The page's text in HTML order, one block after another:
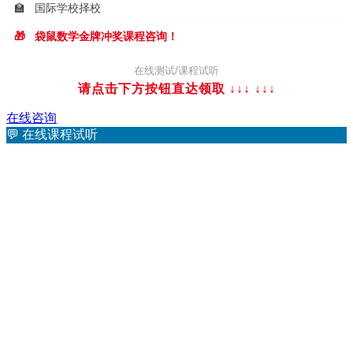
🏫 国际学校择校
🎁 袋鼠数学金牌冲奖课程咨询！
在线测试/课程试听
请点击下方按钮直达领取 ↓↓↓ ↓↓↓
在线咨询
💬 在线课程试听